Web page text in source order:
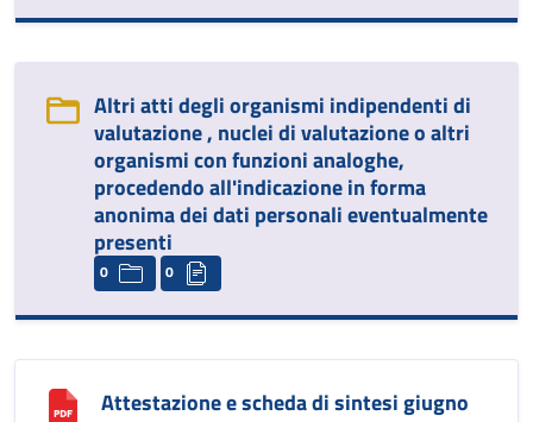
Altri atti degli organismi indipendenti di
valutazione , nuclei di valutazione o altri
organismi con funzioni analoghe,
procedendo all'indicazione in forma
anonima dei dati personali eventualmente
presenti
0 0
Attestazione e scheda di sintesi giugno